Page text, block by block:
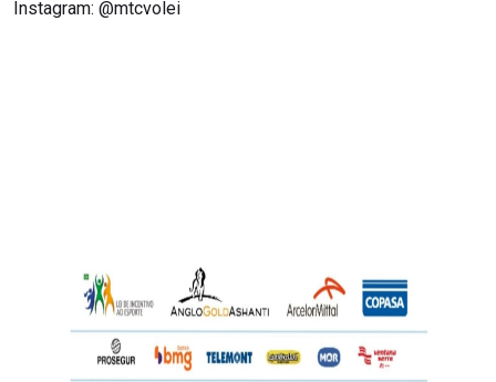
Instagram: @mtcvolei